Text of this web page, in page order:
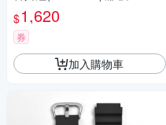
cm
$1,620
券
加入購物車